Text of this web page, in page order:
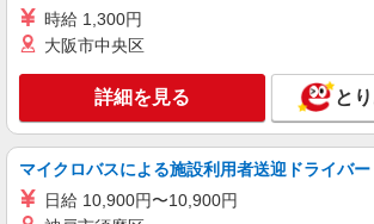
キープ 詳
職業紹介
株式会社kotrio /●SW-S-2078003
幕張駅｜未経験/無資格から
時給 1,300円
大阪市中央区
詳細を見る と
マイクロバスによる施設利用者送迎ドライバー
日給 10,900円〜10,900円